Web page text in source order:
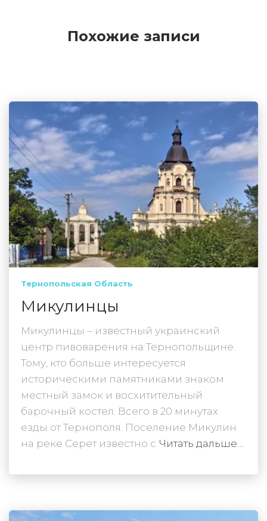
Похожие записи
Тернопольская Область
Микулинцы
Микулинцы – известный украинский
центр пивоварения на Тернопольщине.
Тому, кто больше интересуется
историческими памятниками знаком
местный замок и восхитительный
барочный костел. Всего в 20 минутах
езды от Тернополя. Поселение Микулин
на реке Серет известно с Читать дальше…